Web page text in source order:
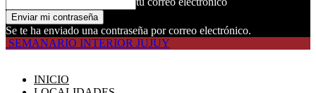
Se te ha enviado una contraseña por correo electrónico.
SEMANARIO INTERIOR JUJUY
INICIO